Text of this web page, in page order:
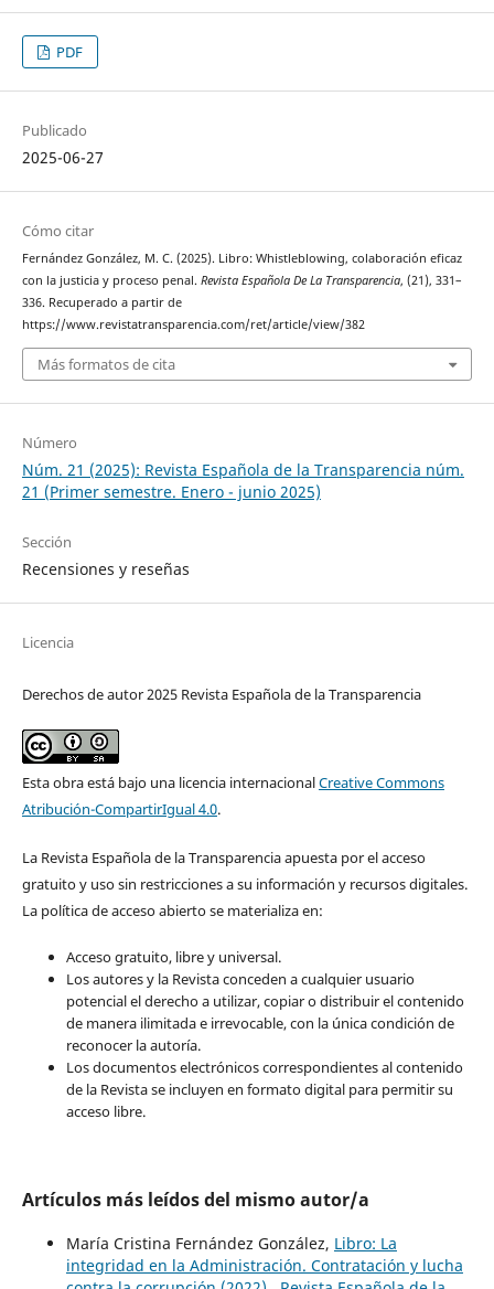
PDF
Publicado
2025-06-27
Cómo citar
Fernández González, M. C. (2025). Libro: Whistleblowing, colaboración eficaz
con la justicia y proceso penal. Revista Española De La Transparencia, (21), 331–
336. Recuperado a partir de
https://www.revistatransparencia.com/ret/article/view/382
Más formatos de cita
Número
Núm. 21 (2025): Revista Española de la Transparencia núm.
21 (Primer semestre. Enero - junio 2025)
Sección
Recensiones y reseñas
Licencia
Derechos de autor 2025 Revista Española de la Transparencia
Esta obra está bajo una licencia internacionalCreative Commons
Atribución-CompartirIgual 4.0.
La Revista Española de la Transparencia apuesta por el acceso
gratuito y uso sin restricciones a su información y recursos digitales.
La política de acceso abierto se materializa en:
Acceso gratuito, libre y universal.
Los autores y la Revista conceden a cualquier usuario
potencial el derecho a utilizar, copiar o distribuir el contenido
de manera ilimitada e irrevocable, con la única condición de
reconocer la autoría.
Los documentos electrónicos correspondientes al contenido
de la Revista se incluyen en formato digital para permitir su
acceso libre.
Artículos más leídos del mismo autor/a
María Cristina Fernández González, Libro: La
integridad en la Administración. Contratación y lucha